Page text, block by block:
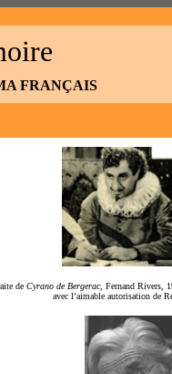
FRANÇAIS
de Cyrano de Bergerac, Fernand Rivers,
avec l’aimable autorisation de